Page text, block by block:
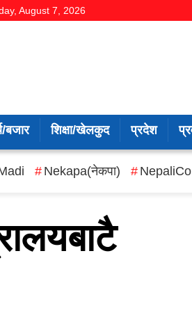
August 7, 2026
बजार शिक्षा/खेलकुद प्रदेश
Nekapa(नेकपा)